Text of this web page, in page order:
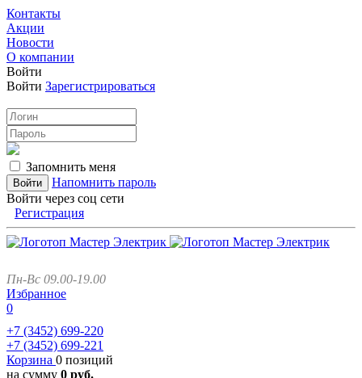
Контакты
Акции
Новости
О компании
Войти
Войти Зарегистрироваться
Запомнить меня
Напомнить пароль
Войти через соц сети
Регистрация
Пн-Вс 09.00-19.00
Избранное
0
+7 (3452) 699-220
+7 (3452) 699-221
Корзина 0 позиций
на сумму 0 руб.